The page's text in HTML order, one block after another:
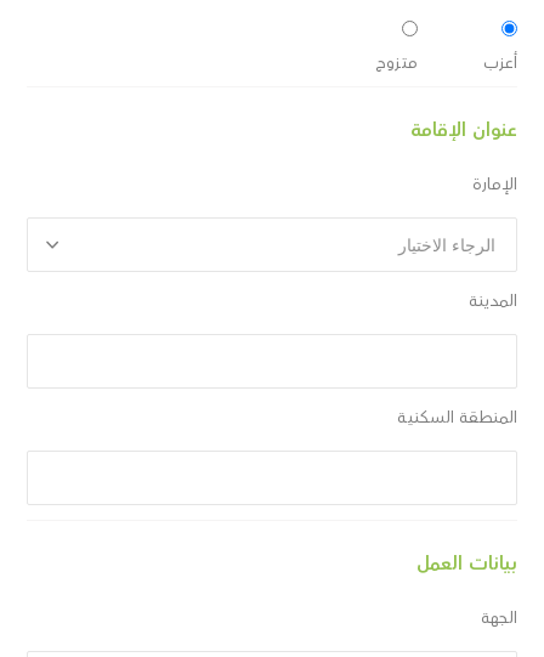
أعزب متزوج
عنوان الإقامة
الإمارة
المدينة
المنطقة السكنية
بيانات العمل
الجهة